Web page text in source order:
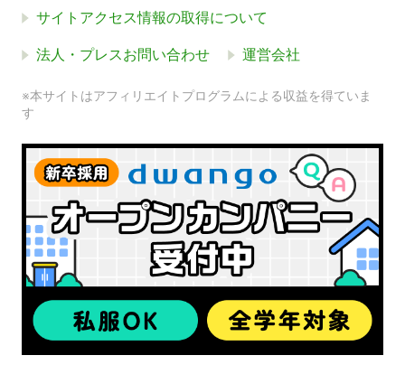
サイトアクセス情報の取得について
法人・プレスお問い合わせ 運営会社
※本サイトはアフィリエイトプログラムによる収益を得ていま
す